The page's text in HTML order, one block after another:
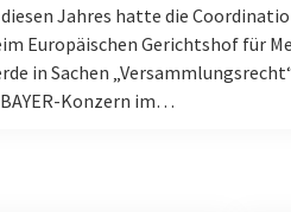
Jahres hatte die
Europäischen Gerichtshof für
in Sachen
Konzern im…